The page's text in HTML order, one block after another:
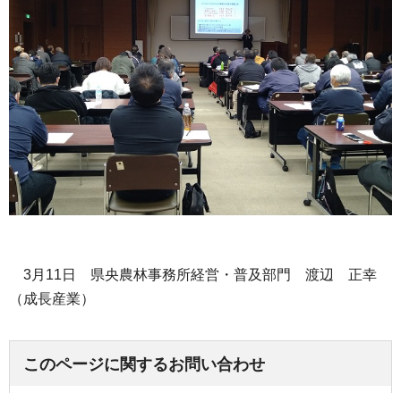
3月11日 県央農林事務所経営・普及部門 渡辺 正幸
（成長産業）
このページに関するお問い合わせ